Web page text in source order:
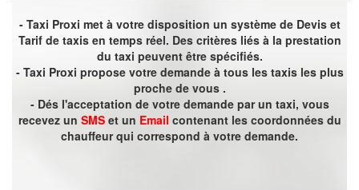
- Taxi Proxi met à votre disposition un système de Devis et
Tarif de taxis en temps réel. Des critères liés à la prestation
du taxi peuvent être spécifiés.
- Taxi Proxi propose votre demande à tous les taxis les plus
proche de vous .
- Dés l'acceptation de votre demande par un taxi, vous
recevez un SMSet un Email contenant les coordonnées du
chauffeur qui correspond à votre demande.